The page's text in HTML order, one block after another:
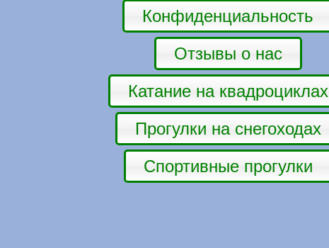
Конфиденциальность
Отзывы о нас
Катание на квадроциклах
Прогулки на снегоходах
Спортивные прогулки